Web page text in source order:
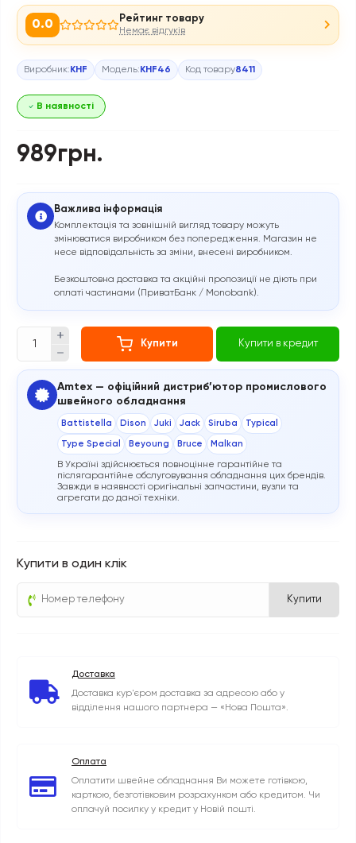
0.0 Рейтинг товару
Немає відгуків
Виробник: KHF Модель: KHF46 Код товару8411
В наявності
989грн.
Важлива інформація
Комплектація та зовнішній вигляд товару можуть
змінюватися виробником без попередження. Магазин не
несе відповідальність за зміни, внесені виробником.
Безкоштовна доставка та акційні пропозиції не діють при
оплаті частинами (ПриватБанк / Monobank).
Купити Купити в кредит
Amtex — офіційний дистриб’ютор промислового
швейного обладнання
Battistella Dison Juki Jack Siruba Typical
Type Special Beyoung Bruce Malkan
В Україні здійснюється повноцінне гарантійне та
післягарантійне обслуговування обладнання цих брендів.
Завжди в наявності оригінальні запчастини, вузли та
агрегати до даної техніки.
Купити в один клік
Купити
Доставка
Доставка кур'єром доставка за адресою або у
відділення нашого партнера — «Нова Пошта».
Оплата
Оплатити швейне обладнання Ви можете готівкою,
карткою, безготівковим розрахунком або кредитом. Чи
оплачуй посилку у кредит у Новій пошті.